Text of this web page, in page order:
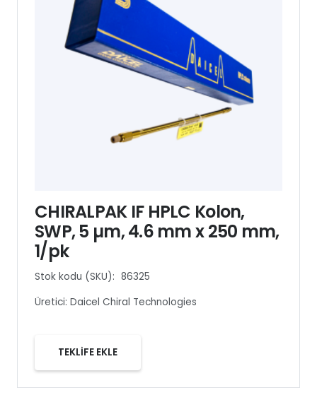
CHIRALPAK IF HPLC Kolon,
SWP, 5 µm, 4.6 mm x 250 mm,
1/pk
Stok kodu (SKU): 86325
Üretici: Daicel Chiral Technologies
TEKLİFE EKLE